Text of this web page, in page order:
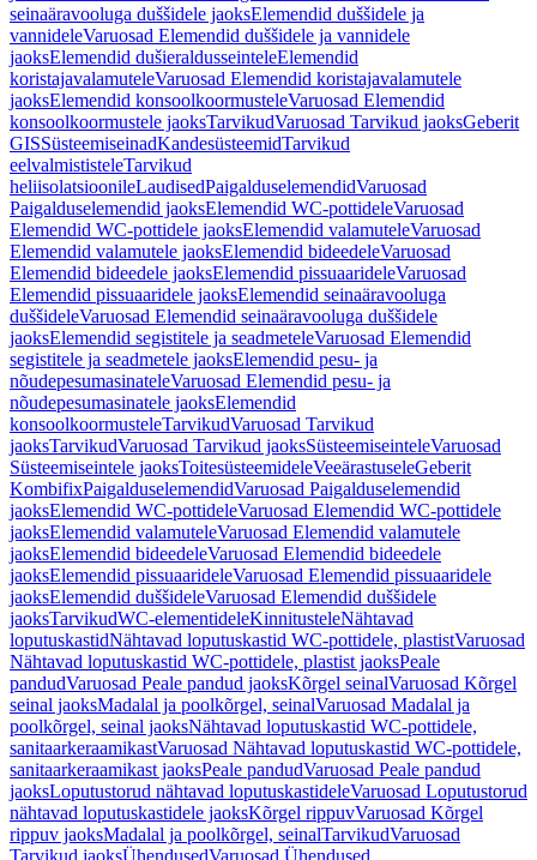
seinaäravooluga duššidele jaoksElemendid duššidele ja
vannideleVaruosad Elemendid duššidele ja vannidele
jaoksElemendid dušieraldusseinteleElemendid
koristajavalamuteleVaruosad Elemendid koristajavalamutele
jaoksElemendid konsoolkoormusteleVaruosad Elemendid
konsoolkoormustele jaoksTarvikudVaruosad Tarvikud jaoksGeberit
GISSüsteemiseinadKandesüsteemidTarvikud
eelvalmististeleTarvikud
heliisolatsioonileLaudisedPaigalduselemendidVaruosad
Paigalduselemendid jaoksElemendid WC-pottideleVaruosad
Elemendid WC-pottidele jaoksElemendid valamuteleVaruosad
Elemendid valamutele jaoksElemendid bideedeleVaruosad
Elemendid bideedele jaoksElemendid pissuaarideleVaruosad
Elemendid pissuaaridele jaoksElemendid seinaäravooluga
duššideleVaruosad Elemendid seinaäravooluga duššidele
jaoksElemendid segistitele ja seadmeteleVaruosad Elemendid
segistitele ja seadmetele jaoksElemendid pesu- ja
nõudepesumasinateleVaruosad Elemendid pesu- ja
nõudepesumasinatele jaoksElemendid
konsoolkoormusteleTarvikudVaruosad Tarvikud
jaoksTarvikudVaruosad Tarvikud jaoksSüsteemiseinteleVaruosad
Süsteemiseintele jaoksToitesüsteemideleVeeärastuseleGeberit
KombifixPaigalduselemendidVaruosad Paigalduselemendid
jaoksElemendid WC-pottideleVaruosad Elemendid WC-pottidele
jaoksElemendid valamuteleVaruosad Elemendid valamutele
jaoksElemendid bideedeleVaruosad Elemendid bideedele
jaoksElemendid pissuaarideleVaruosad Elemendid pissuaaridele
jaoksElemendid duššideleVaruosad Elemendid duššidele
jaoksTarvikudWC-elementideleKinnitusteleNähtavad
loputuskastidNähtavad loputuskastid WC-pottidele, plastistVaruosad
Nähtavad loputuskastid WC-pottidele, plastist jaoksPeale
pandudVaruosad Peale pandud jaoksKõrgel seinalVaruosad Kõrgel
seinal jaoksMadalal ja poolkõrgel, seinalVaruosad Madalal ja
poolkõrgel, seinal jaoksNähtavad loputuskastid WC-pottidele,
sanitaarkeraamikastVaruosad Nähtavad loputuskastid WC-pottidele,
sanitaarkeraamikast jaoksPeale pandudVaruosad Peale pandud
jaoksLoputustorud nähtavad loputuskastideleVaruosad Loputustorud
nähtavad loputuskastidele jaoksKõrgel rippuvVaruosad Kõrgel
rippuv jaoksMadalal ja poolkõrgel, seinalTarvikudVaruosad
Tarvikud jaoksÜhendusedVaruosad Ühendused